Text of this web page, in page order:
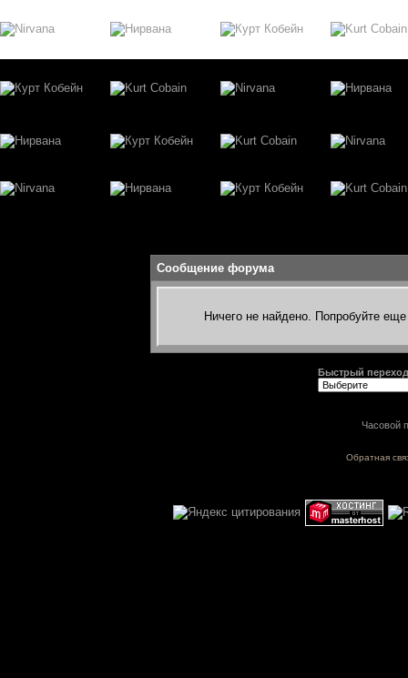
Сообщение форума
Ничего не найдено. Попробуйте
Быстрый переход
Часовой
Обратная